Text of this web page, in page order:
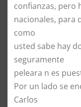
confianzas, pero
nacionales, para
como
usted sabe hay
seguramente
peleara n es
Por un lado se
Carlos